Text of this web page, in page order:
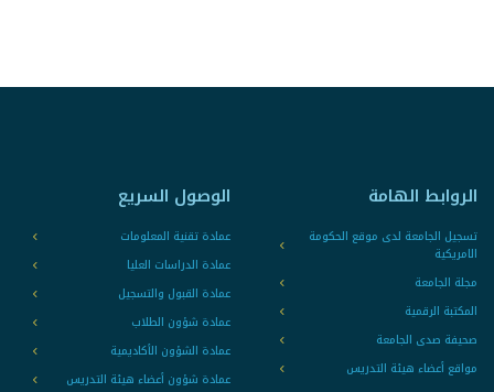
الروابط الهامة
تسجيل الجامعة لدى موقع الحكومة
الامريكية
مجلة الجامعة
المكتبة الرقمية
صحيفة صدى الجامعة
مواقع أعضاء هيئة التدريس
الوصول السريع
عمادة تقنية المعلومات
عمادة الدراسات العليا
عمادة القبول والتسجيل
عمادة شؤون الطلاب
عمادة الشؤون الأكاديمية
عمادة شؤون أعضاء هيئة التدريس